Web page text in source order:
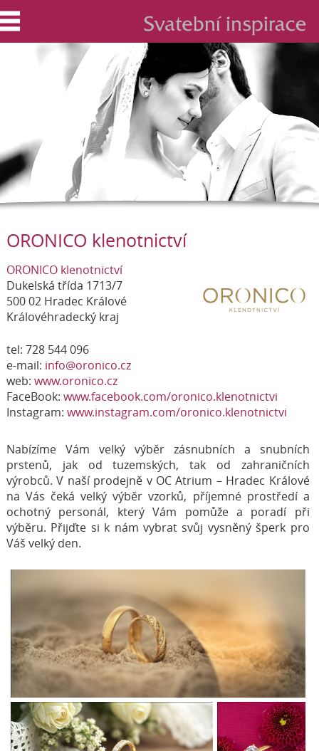
ORONICO klenotnictví
ORONICO klenotnictví
Dukelská třída 1713/7
500 02 Hradec Králové
Královéhradecký kraj
tel: 728 544 096
e-mail: info@oronico.cz
web: www.oronico.cz
FaceBook: www.facebook.com/oronico.klenotnictvi
Instagram: www.instagram.com/oronico.klenotnictvi
Nabízíme Vám velký výběr zásnubních a snubních
prstenů, jak od tuzemských, tak od zahraničních
výrobců. V naší prodejně v OC Atrium – Hradec Králové
na Vás čeká velký výběr vzorků, příjemné prostředí a
ochotný personál, který Vám pomůže a poradí při
výběru. Přijďte si k nám vybrat svůj vysněný šperk pro
Váš velký den.